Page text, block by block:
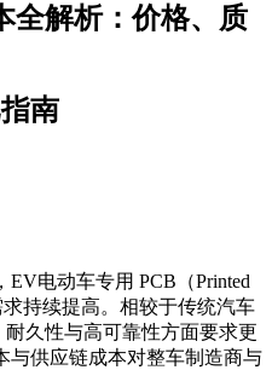
全解析：价格、质
南
电动车专用 PCB（Printed
持续提高。相较于传统汽车
久性与高可靠性方面要求更
与供应链成本对整车制造商与